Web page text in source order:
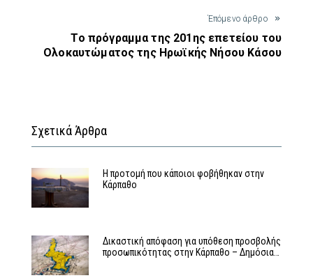
Έπόμενο άρθρο
Το πρόγραμμα της 201ης επετείου του
Ολοκαυτώματος της Ηρωϊκής Νήσου Κάσου
Σχετικά Άρθρα
Η προτομή που κάποιοι φοβήθηκαν στην
Κάρπαθο
Δικαστική απόφαση για υπόθεση προσβολής
προσωπικότητας στην Κάρπαθο – Δημόσια…